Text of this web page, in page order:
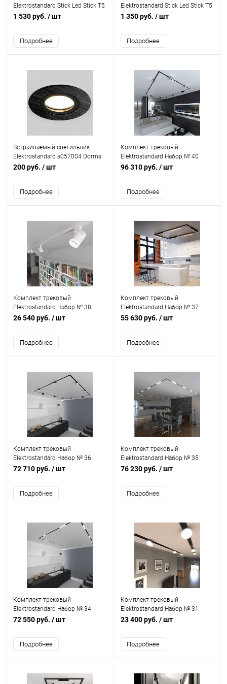
Elektrostandard Stick Led Stick Т5
120см 104led 22W 6500К
1 530 руб. / шт
Подробнее
Elektrostandard Stick Led Stick Т5
90см 84led 18W 6500К
1 350 руб. / шт
Подробнее
Встраиваемый светильник
Elektrostandard a057004 Dorma
25001/01 MR16 черный d95(60)
200 руб. / шт
Подробнее
Комплект трековый
Elektrostandard Набор № 40
96 310 руб. / шт
Подробнее
Комплект трековый
Elektrostandard Набор № 38
26 540 руб. / шт
Подробнее
Комплект трековый
Elektrostandard Набор № 37
55 630 руб. / шт
Подробнее
Комплект трековый
Elektrostandard Набор № 36
72 710 руб. / шт
Подробнее
Комплект трековый
Elektrostandard Набор № 35
76 230 руб. / шт
Подробнее
Комплект трековый
Elektrostandard Набор № 34
72 550 руб. / шт
Подробнее
Комплект трековый
Elektrostandard Набор № 31
23 400 руб. / шт
Подробнее